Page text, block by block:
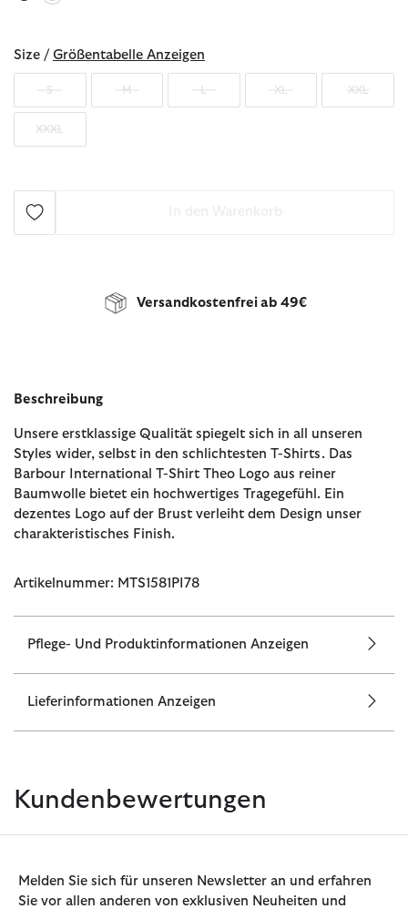
Size / Größentabelle Anzeigen
S M XL XXL
XXXL
Versandkostenfrei ab 49€
Beschreibung
Unsere erstklassige Qualität spiegelt sich in all unseren
Styles wider, selbst in den schlichtesten T-Shirts. Das
Barbour International T-Shirt Theo Logo aus reiner
Baumwolle bietet ein hochwertiges Tragegefühl. Ein
dezentes Logo auf der Brust verleiht dem Design unser
charakteristisches Finish.
Artikelnummer: MTS1581PI78
Pflege- Und Produktinformationen Anzeigen
Lieferinformationen Anzeigen
Kundenbewertungen
Melden Sie sich für unseren Newsletter an und erfahren
Sie vor allen anderen von exklusiven Neuheiten und